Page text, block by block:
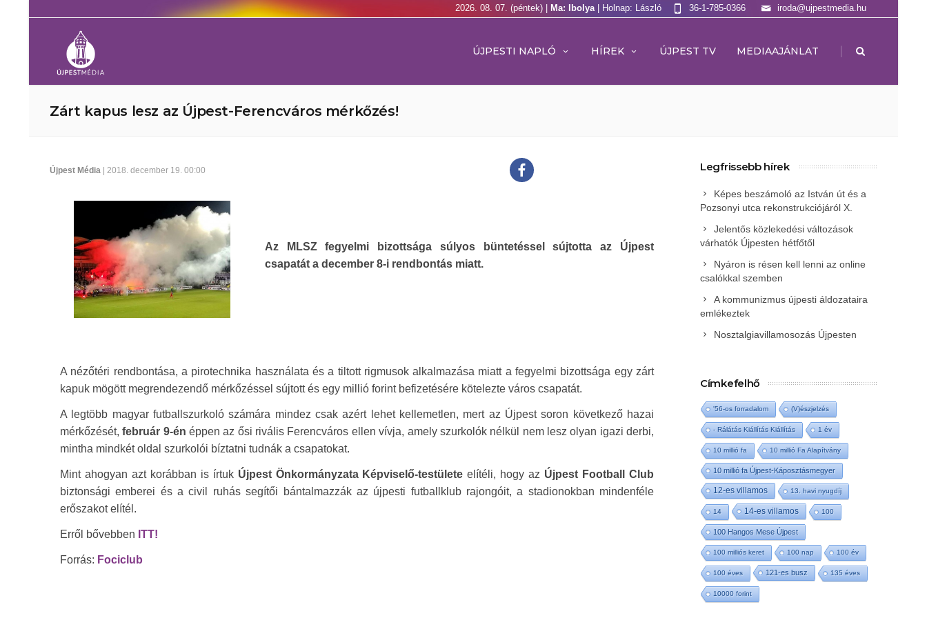
2026. 08. 07. (péntek) | Ma: Ibolya | Holnap: László iroda@ujpestmedia.hu
36-1-785-0366
ÚJPESTI NAPLÓ HÍREK ÚJPEST TV MEDIAAJÁNLAT |
Zárt kapus lesz az Újpest-Ferencváros mérkőzés!
Újpest Média | 2018. december 19. 00:00
Az MLSZ fegyelmi bizottsága súlyos büntetéssel sújtotta az Újpest
csapatát a december 8-i rendbontás miatt.
A nézőtéri rendbontása, a pirotechnika használata és a tiltott rigmusok alkalmazása miatt a fegyelmi bizottsága egy zárt
kapuk mögött megrendezendő mérkőzéssel sújtott és egy millió forint befizetésére kötelezte város csapatát.
A legtöbb magyar futballszurkoló számára mindez csak azért lehet kellemetlen, mert az Újpest soron következő hazai
mérkőzését,február 9-én éppen az ősi rivális Ferencváros ellen vívja, amely szurkolók nélkül nem lesz olyan igazi derbi,
mintha mindkét oldal szurkolói bíztatni tudnák a csapatokat.
Mint ahogyan azt korábban is írtuk Újpest Önkormányzata Képviselő-testülete elítéli, hogy az Újpest Football Club
biztonsági emberei és a civil ruhás segítői bántalmazzák az újpesti futballklub rajongóit, a stadionokban mindenféle
erőszakot elítél.
Erről bővebben ITT!
Forrás: Fociclub
Legfrissebb hírek
Képes beszámoló az István út és a
Pozsonyi utca rekonstrukciójáról X.
Jelentős közlekedési változások
várhatók Újpesten hétfőtől
Nyáron is résen kell lenni az online
csalókkal szemben
A kommunizmus újpesti áldozataira
emlékeztek
Nosztalgiavillamosozás Újpesten
Címkefelhő
'56-os forradalom (V)észjelzés
- Rálátás Kiállítás Kiállítás 1 év
10 millió fa 10 millió Fa Alapítvány
10 millió fa Újpest-Káposztásmegyer
12-es villamos 13. havi nyugdíj
14 14-es villamos 100
100 Hangos Mese Újpest
100 milliós keret 100 nap 100 év
100 éves 121-es busz 135 éves
10000 forint